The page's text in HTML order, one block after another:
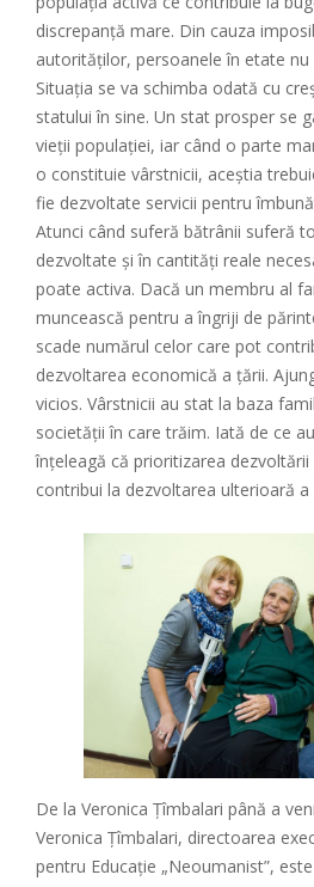
discrepanță mare. Din cauza
autorităților, persoanele în etate
Situația se va schimba odată cu
statului în sine. Un stat prosper se
vieții populației, iar când o parte
o constituie vârstnicii, aceștia
fie dezvoltate servicii pentru
Atunci când suferă bătrânii suferă
dezvoltate și în cantități reale
poate activa. Dacă un membru al
muncească pentru a îngriji de
scade numărul celor care pot
dezvoltarea economică a țării.
vicios. Vârstnicii au stat la baza
societății în care trăim. Iată de ce
înțeleagă că prioritizarea
contribui la dezvoltarea ulterioară a
De la Veronica Țîmbalari până a
Veronica Țîmbalari, directoarea
pentru Educație „Neoumanist”,